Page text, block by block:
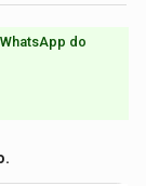
do